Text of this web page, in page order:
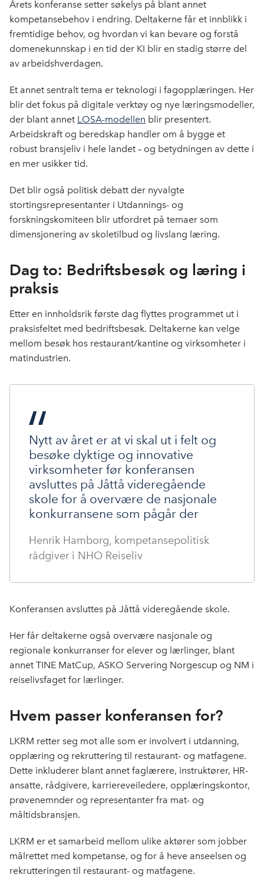
Årets konferanse setter søkelys på blant annet
kompetansebehov i endring. Deltakerne får et innblikk i
fremtidige behov, og hvordan vi kan bevare og forstå
domenekunnskap i en tid der KI blir en stadig større del
av arbeidshverdagen.
Et annet sentralt tema er teknologi i fagopplæringen. Her
blir det fokus på digitale verktøy og nye læringsmodeller,
der blant annet LOSA-modellen blir presentert.
Arbeidskraft og beredskap handler om å bygge et
robust bransjeliv i hele landet – og betydningen av dette i
en mer usikker tid.
Det blir også politisk debatt der nyvalgte
stortingsrepresentanter i Utdannings- og
forskningskomiteen blir utfordret på temaer som
dimensjonering av skoletilbud og livslang læring.
Dag to: Bedriftsbesøk og læring i
praksis
Etter en innholdsrik første dag flyttes programmet ut i
praksisfeltet med bedriftsbesøk. Deltakerne kan velge
mellom besøk hos restaurant/kantine og virksomheter i
matindustrien.
Nytt av året er at vi skal ut i felt og
besøke dyktige og innovative
virksomheter før konferansen
avsluttes på Jåttå videregående
skole for å overvære de nasjonale
konkurransene som pågår der
Henrik Hamborg, kompetansepolitisk
rådgiver i NHO Reiseliv
Konferansen avsluttes på Jåttå videregående skole.
Her får deltakerne også overvære nasjonale og
regionale konkurranser for elever og lærlinger, blant
annet TINE MatCup, ASKO Servering Norgescup og NM i
reiselivsfaget for lærlinger.
Hvem passer konferansen for?
LKRM retter seg mot alle som er involvert i utdanning,
opplæring og rekruttering til restaurant- og matfagene.
Dette inkluderer blant annet faglærere, instruktører, HR-
ansatte, rådgivere, karriereveiledere, opplæringskontor,
prøvenemnder og representanter fra mat- og
måltidsbransjen.
LKRM er et samarbeid mellom ulike aktører som jobber
målrettet med kompetanse, og for å heve anseelsen og
rekrutteringen til restaurant- og matfagene.